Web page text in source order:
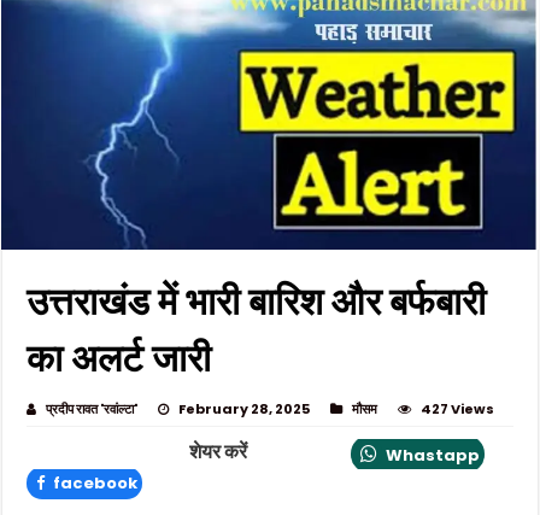
उत्तराखंड में भारी बारिश और बर्फबारी
का अलर्ट जारी
प्रदीप रावत 'रवांल्टा' February 28, 2025 मौसम 427 Views
शेयर करें
Whastapp
facebook